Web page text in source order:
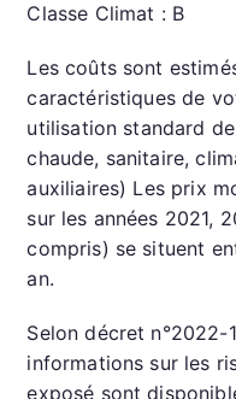
Classe Climat : B
Les coûts sont
caractéristiques de
utilisation standard
chaude, sanitaire,
auxiliaires) Les prix
sur les années 2021,
compris) se situent
an.
Selon décret
informations sur les
exposé sont